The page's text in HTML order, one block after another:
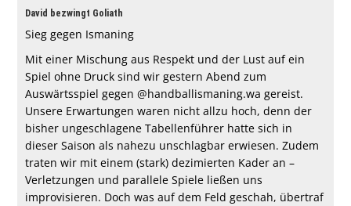
David bezwingt Goliath
Sieg gegen Ismaning
Mit einer Mischung aus Respekt und der Lust auf ein
Spiel ohne Druck sind wir gestern Abend zum
Auswärtsspiel gegen @handballismaning.wa gereist.
Unsere Erwartungen waren nicht allzu hoch, denn der
bisher ungeschlagene Tabellenführer hatte sich in
dieser Saison als nahezu unschlagbar erwiesen. Zudem
traten wir mit einem (stark) dezimierten Kader an –
Verletzungen und parallele Spiele ließen uns
improvisieren. Doch was auf dem Feld geschah, übertraf